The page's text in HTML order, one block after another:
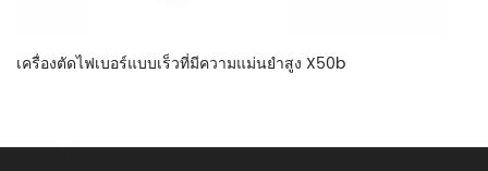
เครื่องตัดไฟเบอร์แบบเร็วที่มีความแม่นยำสูง X50b